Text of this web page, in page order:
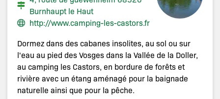
Burnhaupt le Haut
http://www.camping-les-castors.fr
Dormez dans des cabanes insolites, au sol ou sur
l'eau au pied des Vosges dans la Vallée de la Doller,
au camping les Castors, en bordure de forêts et
rivière avec un étang aménagé pour la baignade
naturelle ainsi que pour la pêche.